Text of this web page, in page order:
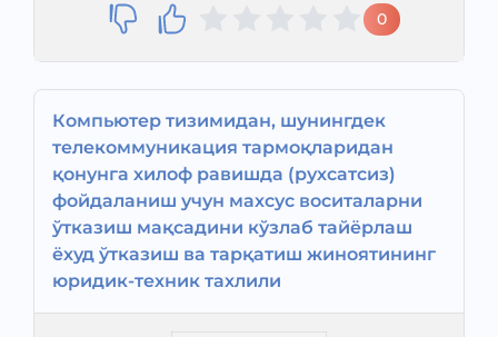
0
Компьютер тизимидан, шунингдек
телекоммуникация тармоқларидан
қонунга хилоф равишда (рухсатсиз)
фойдаланиш учун махсус воситаларни
ўтказиш мақсадини кўзлаб тайёрлаш
ёхуд ўтказиш ва тарқатиш жиноятининг
юридик-техник тахлили